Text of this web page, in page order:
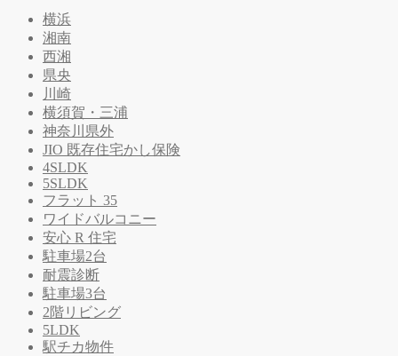
横浜
湘南
西湘
県央
川崎
横須賀・三浦
神奈川県外
JIO 既存住宅かし保険
4SLDK
5SLDK
フラット 35
ワイドバルコニー
安心 R 住宅
駐車場2台
耐震診断
駐車場3台
2階リビング
5LDK
駅チカ物件